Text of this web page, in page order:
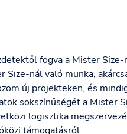
fogva a Mister
Size-nál való munka,
új projekteken, és
sokszínűségét a Mister
logisztika
támogatásról.